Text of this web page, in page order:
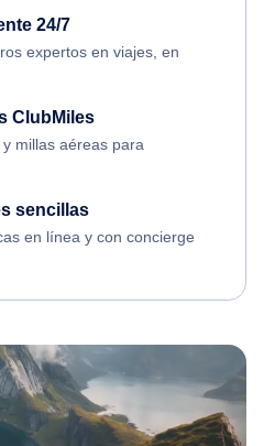
24/7
expertos en viajes, en
ClubMiles
millas aéreas para
sencillas
en línea y con concierge